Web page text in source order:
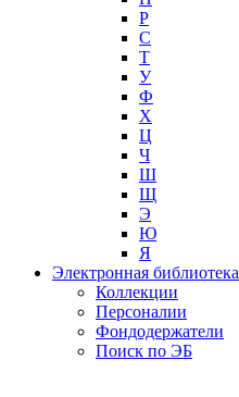
Р
С
Т
У
Ф
Х
Ц
Ч
Ш
Щ
Э
Ю
Я
Электронная библиотека
Коллекции
Персоналии
Фондодержатели
Поиск по ЭБ